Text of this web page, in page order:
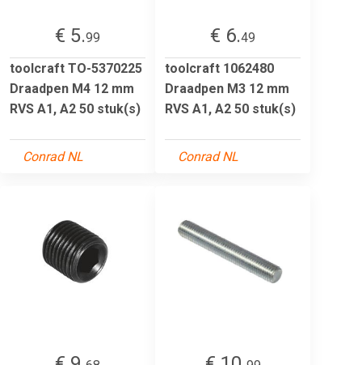
€ 5.99
toolcraft TO-5370225
Draadpen M4 12 mm
RVS A1, A2 50 stuk(s)
Conrad NL
€ 6.49
toolcraft 1062480
Draadpen M3 12 mm
RVS A1, A2 50 stuk(s)
Conrad NL